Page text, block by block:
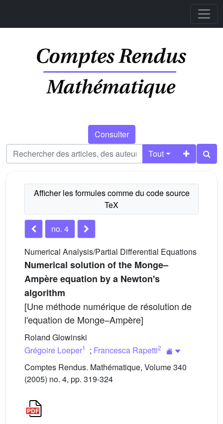
Consulter
Tout
no. 4
Numerical Analysis/Partial Differential Equations
Numerical solution of the Monge–
Ampère equation by a Newton's
algorithm
[Une méthode numérique de résolution de
l'equation de Monge–Ampère]
Roland Glowinski
Grégoire Loeper1 ; Francesca Rapetti2
Comptes Rendus. Mathématique, Volume 340
(2005) no. 4, pp. 319-324